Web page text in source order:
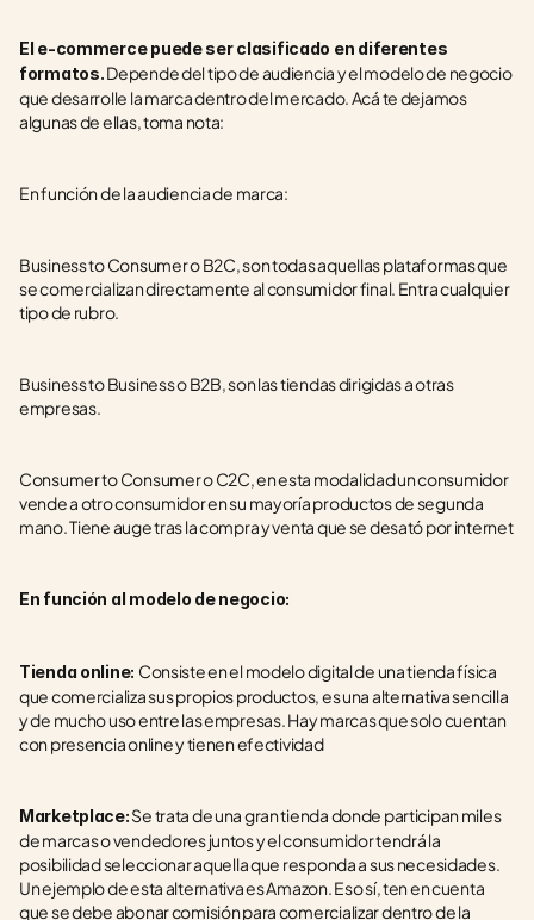
El e-commerce puede ser clasificado en diferentes
formatos. Depende del tipo de audiencia y el modelo de negocio
que desarrolle la marca dentro del mercado. Acá te dejamos
algunas de ellas, toma nota:
En función de la audiencia de marca:
Business to Consumer o B2C, son todas aquellas plataformas que
se comercializan directamente al consumidor final. Entra cualquier
tipo de rubro.
Business to Business o B2B, son las tiendas dirigidas a otras
empresas.
Consumer to Consumer o C2C, en esta modalidad un consumidor
vende a otro consumidor en su mayoría productos de segunda
mano. Tiene auge tras la compra y venta que se desató por internet
En función al modelo de negocio:
Tienda online: Consiste en el modelo digital de una tienda física
que comercializa sus propios productos, es una alternativa sencilla
y de mucho uso entre las empresas. Hay marcas que solo cuentan
con presencia online y tienen efectividad
Marketplace: Se trata de una gran tienda donde participan miles
de marcas o vendedores juntos y el consumidor tendrá la
posibilidad seleccionar aquella que responda a sus necesidades.
Un ejemplo de esta alternativa es Amazon. Eso sí, ten en cuenta
que se debe abonar comisión para comercializar dentro de la